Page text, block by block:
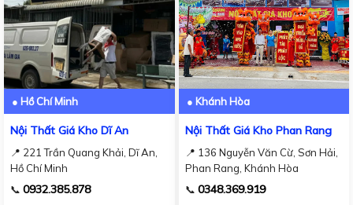
● Hồ Chí Minh
Nội Thất Giá Kho Dĩ An
📍 221 Trần Quang Khải, Dĩ An,
Hồ Chí Minh
📞 0932.385.878
● Khánh Hòa
Nội Thất Giá Kho Phan Rang
📍 136 Nguyễn Văn Cừ, Sơn Hải,
Phan Rang, Khánh Hòa
📞 0348.369.919